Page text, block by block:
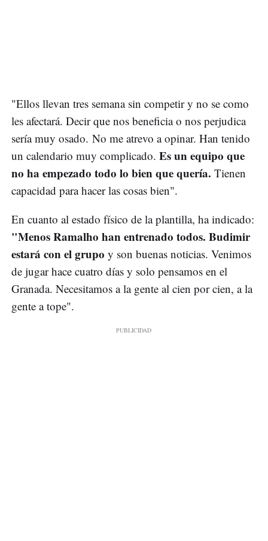
"Ellos llevan tres semana sin competir y no se como
les afectará. Decir que nos beneficia o nos perjudica
sería muy osado. No me atrevo a opinar. Han tenido
un calendario muy complicado. Es un equipo que
no ha empezado todo lo bien que quería. Tienen
capacidad para hacer las cosas bien".
En cuanto al estado físico de la plantilla, ha indicado:
"Menos Ramalho han entrenado todos. Budimir
estará con el grupo y son buenas noticias. Venimos
de jugar hace cuatro días y solo pensamos en el
Granada. Necesitamos a la gente al cien por cien, a la
gente a tope".